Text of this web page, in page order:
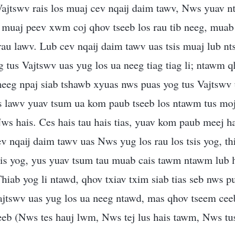
rais los muaj cev nqaij daim tawv, Nws yuav
peev xwm coj qhov tseeb los rau tib neeg,
lawv. Lub cev nqaij daim tawv uas tsis muaj lub
tus Vajtswv uas yug los ua neeg tiag tiag li; ntawm
npaj siab tshawb xyuas nws puas yog tus
yuav tsum ua kom paub tseeb los ntawm tus
hais. Ces hais tau hais tias, yuav kom paub meej
nqaij daim tawv uas Nws yug los rau los tsis yog,
yog, yus yuav tsum tau muab cais tawm ntawm lub
yog li ntawd, qhov txiav txim siab tias seb nws
uas yug los ua neeg ntawd, mas qhov tseem
(Nws tes hauj lwm, Nws tej lus hais tawm, Nws